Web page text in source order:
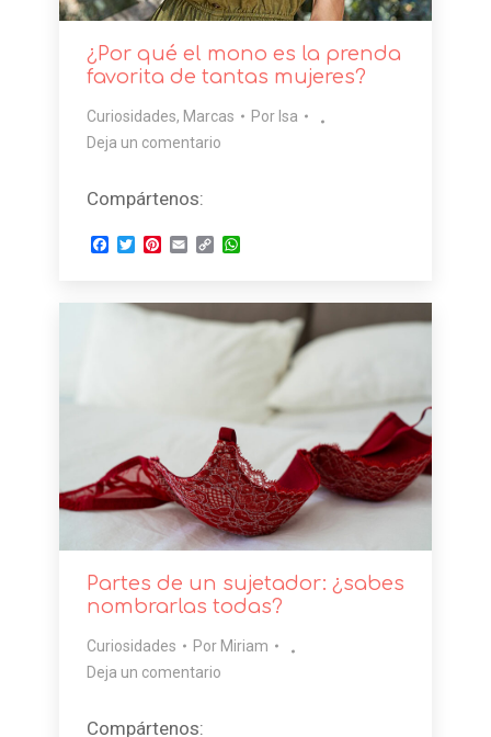
¿Por qué el mono es la prenda
favorita de tantas mujeres?
Curiosidades, Marcas Por Isa
Deja un comentario
Compártenos:
Facebook
TwitterPinterest
EmailCopyWhatsApp
Partes de un sujetador: ¿sabes
nombrarlas todas?
Curiosidades Por Miriam
Deja un comentario
Compártenos: